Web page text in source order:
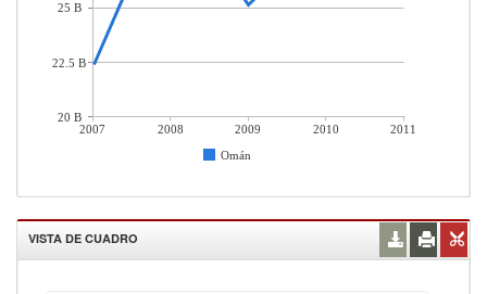
2007 2008 2009 2010
2011
Omán
25 B
22.5 B
20 B
VISTA DE CUADRO